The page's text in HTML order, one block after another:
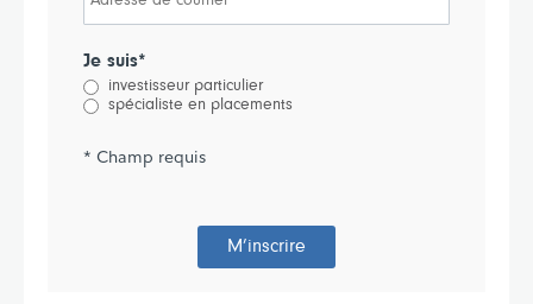
Je suis*
investisseur particulier
spécialiste en placements
* Champ requis
M’inscrire